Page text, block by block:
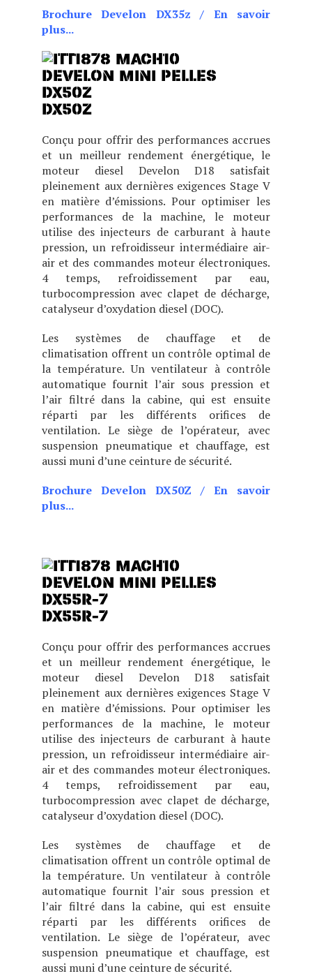
Brochure Develon DX35z / En savoir
plus...
DX50Z
Conçu pour offrir des performances accrues
et un meilleur rendement énergétique, le
moteur diesel Develon D18 satisfait
pleinement aux dernières exigences Stage V
en matière d’émissions. Pour optimiser les
performances de la machine, le moteur
utilise des injecteurs de carburant à haute
pression, un refroidisseur intermédiaire air-
air et des commandes moteur électroniques.
4 temps, refroidissement par eau,
turbocompression avec clapet de décharge,
catalyseur d’oxydation diesel (DOC).
Les systèmes de chauffage et de
climatisation offrent un contrôle optimal de
la température. Un ventilateur à contrôle
automatique fournit l’air sous pression et
l’air filtré dans la cabine, qui est ensuite
réparti par les différents orifices de
ventilation. Le siège de l’opérateur, avec
suspension pneumatique et chauffage, est
aussi muni d’une ceinture de sécurité.
Brochure Develon DX50Z / En savoir
plus...
DX55R-7
Conçu pour offrir des performances accrues
et un meilleur rendement énergétique, le
moteur diesel Develon D18 satisfait
pleinement aux dernières exigences Stage V
en matière d’émissions. Pour optimiser les
performances de la machine, le moteur
utilise des injecteurs de carburant à haute
pression, un refroidisseur intermédiaire air-
air et des commandes moteur électroniques.
4 temps, refroidissement par eau,
turbocompression avec clapet de décharge,
catalyseur d’oxydation diesel (DOC).
Les systèmes de chauffage et de
climatisation offrent un contrôle optimal de
la température. Un ventilateur à contrôle
automatique fournit l’air sous pression et
l’air filtré dans la cabine, qui est ensuite
réparti par les différents orifices de
ventilation. Le siège de l’opérateur, avec
suspension pneumatique et chauffage, est
aussi muni d’une ceinture de sécurité.